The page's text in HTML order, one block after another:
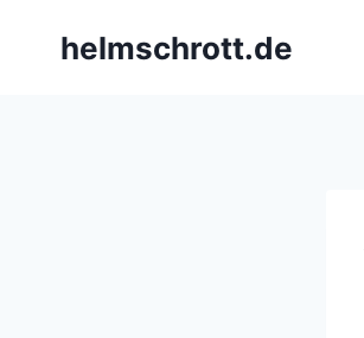
helmschrott.de